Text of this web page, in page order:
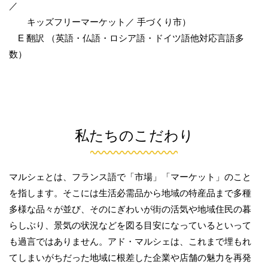
／
キッズフリーマーケット／ 手づくり市）
E 翻訳 （英語・仏語・ロシア語・ドイツ語他対応言語多
数）
私たちのこだわり
マルシェとは、フランス語で「市場」「マーケット」のこと
を指します。そこには生活必需品から地域の特産品まで多種
多様な品々が並び、そのにぎわいが街の活気や地域住民の暮
らしぶり、景気の状況などを図る目安になっているといって
も過言ではありません。アド・マルシェは、これまで埋もれ
てしまいがちだった地域に根差した企業や店舗の魅力を再発